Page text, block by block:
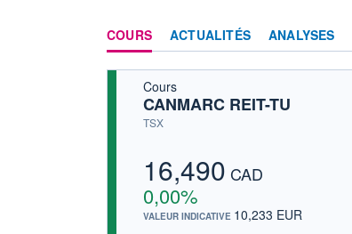
COURS ACTUALITÉS ANALYSES
Cours
CANMARC REIT-TU
TSX
16,490 CAD
0,00%
VALEUR INDICATIVE 10,233 EUR